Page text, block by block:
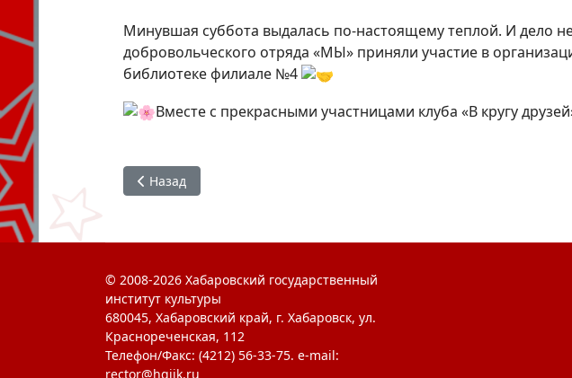
Минувшая суббота выдалась по-настоящему теплой. И дело
добровольческого отряда «МЫ» приняли участие в
библиотеке филиале №4
Вместе с прекрасными участницами клуба «В кругу
Предыдущий: #Студактив : У войны не женское лицо
Назад
© 2008-2026 Хабаровский государственный
институт культуры
680045, Хабаровский край, г. Хабаровск, ул.
Краснореченская, 112
Телефон/Факс: (4212) 56-33-75. e-mail:
rector@hgiik.ru